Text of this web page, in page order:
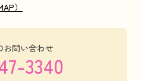
）
お問い合わせ
3340